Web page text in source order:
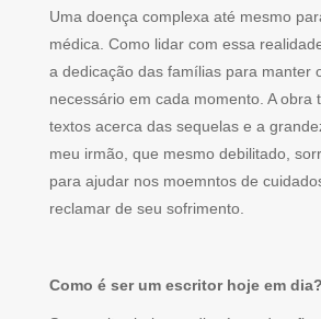
Uma doença complexa até mesmo
médica. Como lidar com essa
a dedicação das famílias para manter
necessário em cada momento. A obra
textos acerca das sequelas e a
meu irmão, que mesmo debilitado,
para ajudar nos moemntos de
reclamar de seu sofrimento.
Como é ser um escritor hoje em dia?